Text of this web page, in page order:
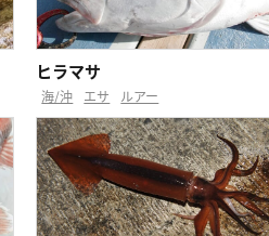
ヒラマサ
海/沖 エサ ルアー